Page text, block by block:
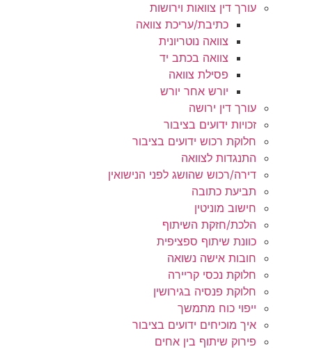
עורך דין צוואות וירושות
כתיבת/עריכת צוואה
צוואה נוטריונית
צוואה בכתב יד
פסילת צוואה
יורש אחר יורש
עורך דין ירושה
זכויות ידועים בציבור
חלוקת רכוש ידועים בציבור
התנגדות לצוואה
דירה/רכוש שהושג לפני הנישואין
תביעת כתובה
חישוב מוניטין
הלכת/חזקת השיתוף
כוונת שיתוף ספציפית
חובות אישה נשואה
חלוקת נכסי קריירה
חלוקת פנסיה בגירושין
ייפוי כוח מתמשך
איך מוכיחים ידועים בציבור
פירוק שיתוף בין אחים